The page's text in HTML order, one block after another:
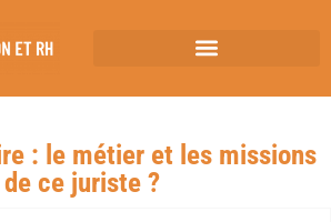
: le métier et les missions
de ce juriste ?